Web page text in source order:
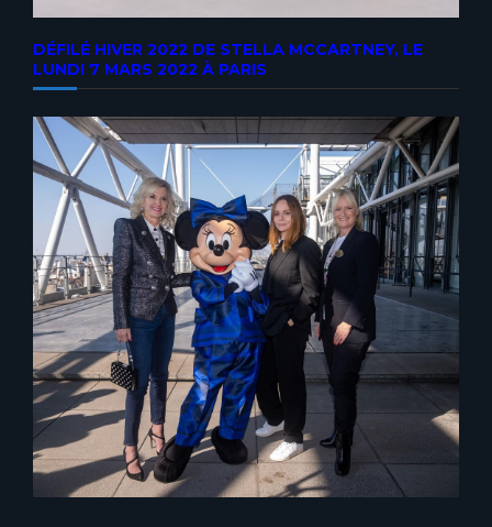
DÉFILÉ HIVER 2022 DE STELLA MCCARTNEY, LE
LUNDI 7 MARS 2022 À PARIS